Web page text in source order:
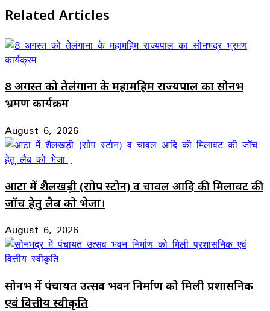
Related Articles
8 अगस्त को तेलंगाना के महामहिम राज्यपाल का सोनभद्र
भ्रमण कार्यक्रम
August 6, 2026
आटा में शैलखड़ी (राोप स्टोन) व चावल आदि की मिलावट की
जॉच हेतु लैब को भेजा।
August 6, 2026
सोनभद्र में पंचायत उत्सव भवन निर्माण को मिली प्रशासनिक
एवं वित्तीय स्वीकृति